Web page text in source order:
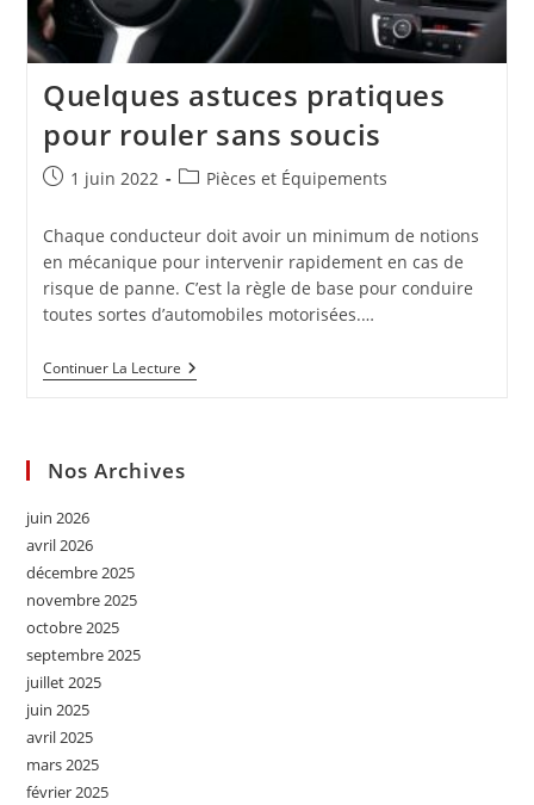
Quelques astuces pratiques
pour rouler sans soucis
Publication
1 juin 2022
PostPièces et Équipements
Chaque conducteur doit avoir un minimum de notions
en mécanique pour intervenir rapidement en cas de
risque de panne. C’est la règle de base pour conduire
toutes sortes d’automobiles motorisées.…
Continuer La LectureQuelques
Astuces
Sans
Soucis
Nos Archives
juin 2026
avril 2026
décembre 2025
novembre 2025
octobre 2025
septembre 2025
juillet 2025
juin 2025
avril 2025
mars 2025
février 2025